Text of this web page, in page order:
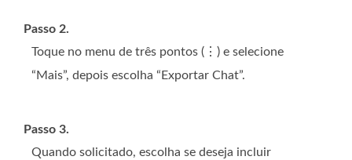
Passo 2.
Toque no menu de três pontos (⋮) e selecione
“Mais”, depois escolha “Exportar Chat”.
Passo 3.
Quando solicitado, escolha se deseja incluir